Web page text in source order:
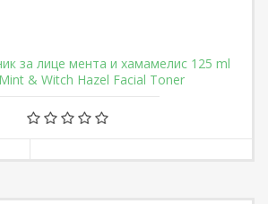
за лице мента и хамамелис 125 ml
& Witch Hazel Facial Toner